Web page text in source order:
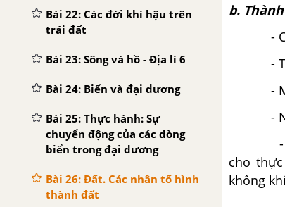
Bài 22: Các đới khí hậu trên
trái đất
Bài 23: Sông và hồ - Địa lí 6
Bài 24: Biển và đại dương
Bài 25: Thực hành: Sự
chuyển động của các dòng
biển trong đại dương
Bài 26: Đất. Các nhân tố hình
thành đất
b.
-
- Tồn
- Màu
-
- Đất
cho
không